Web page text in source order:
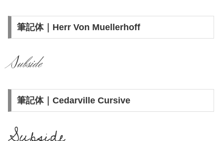
筆記体｜Herr Von Muellerhoff
Subside
筆記体｜Cedarville Cursive